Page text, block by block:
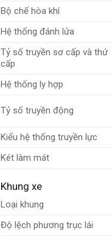
Bộ chế hòa khí
Hệ thống đánh lửa
Tỷ số truyền sơ cấp và thứ
cấp
Hệ thống ly hợp
Tỷ số truyền động
Kiểu hệ thống truyền lực
Két làm mát
Khung xe
Loại khung
Độ lệch phương trục lái